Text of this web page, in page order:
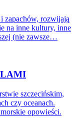
zapachów, rozwijają
na inne kultury, inne
(nie zawsze…
szczecińskim,
czy oceanach.
opowieści.